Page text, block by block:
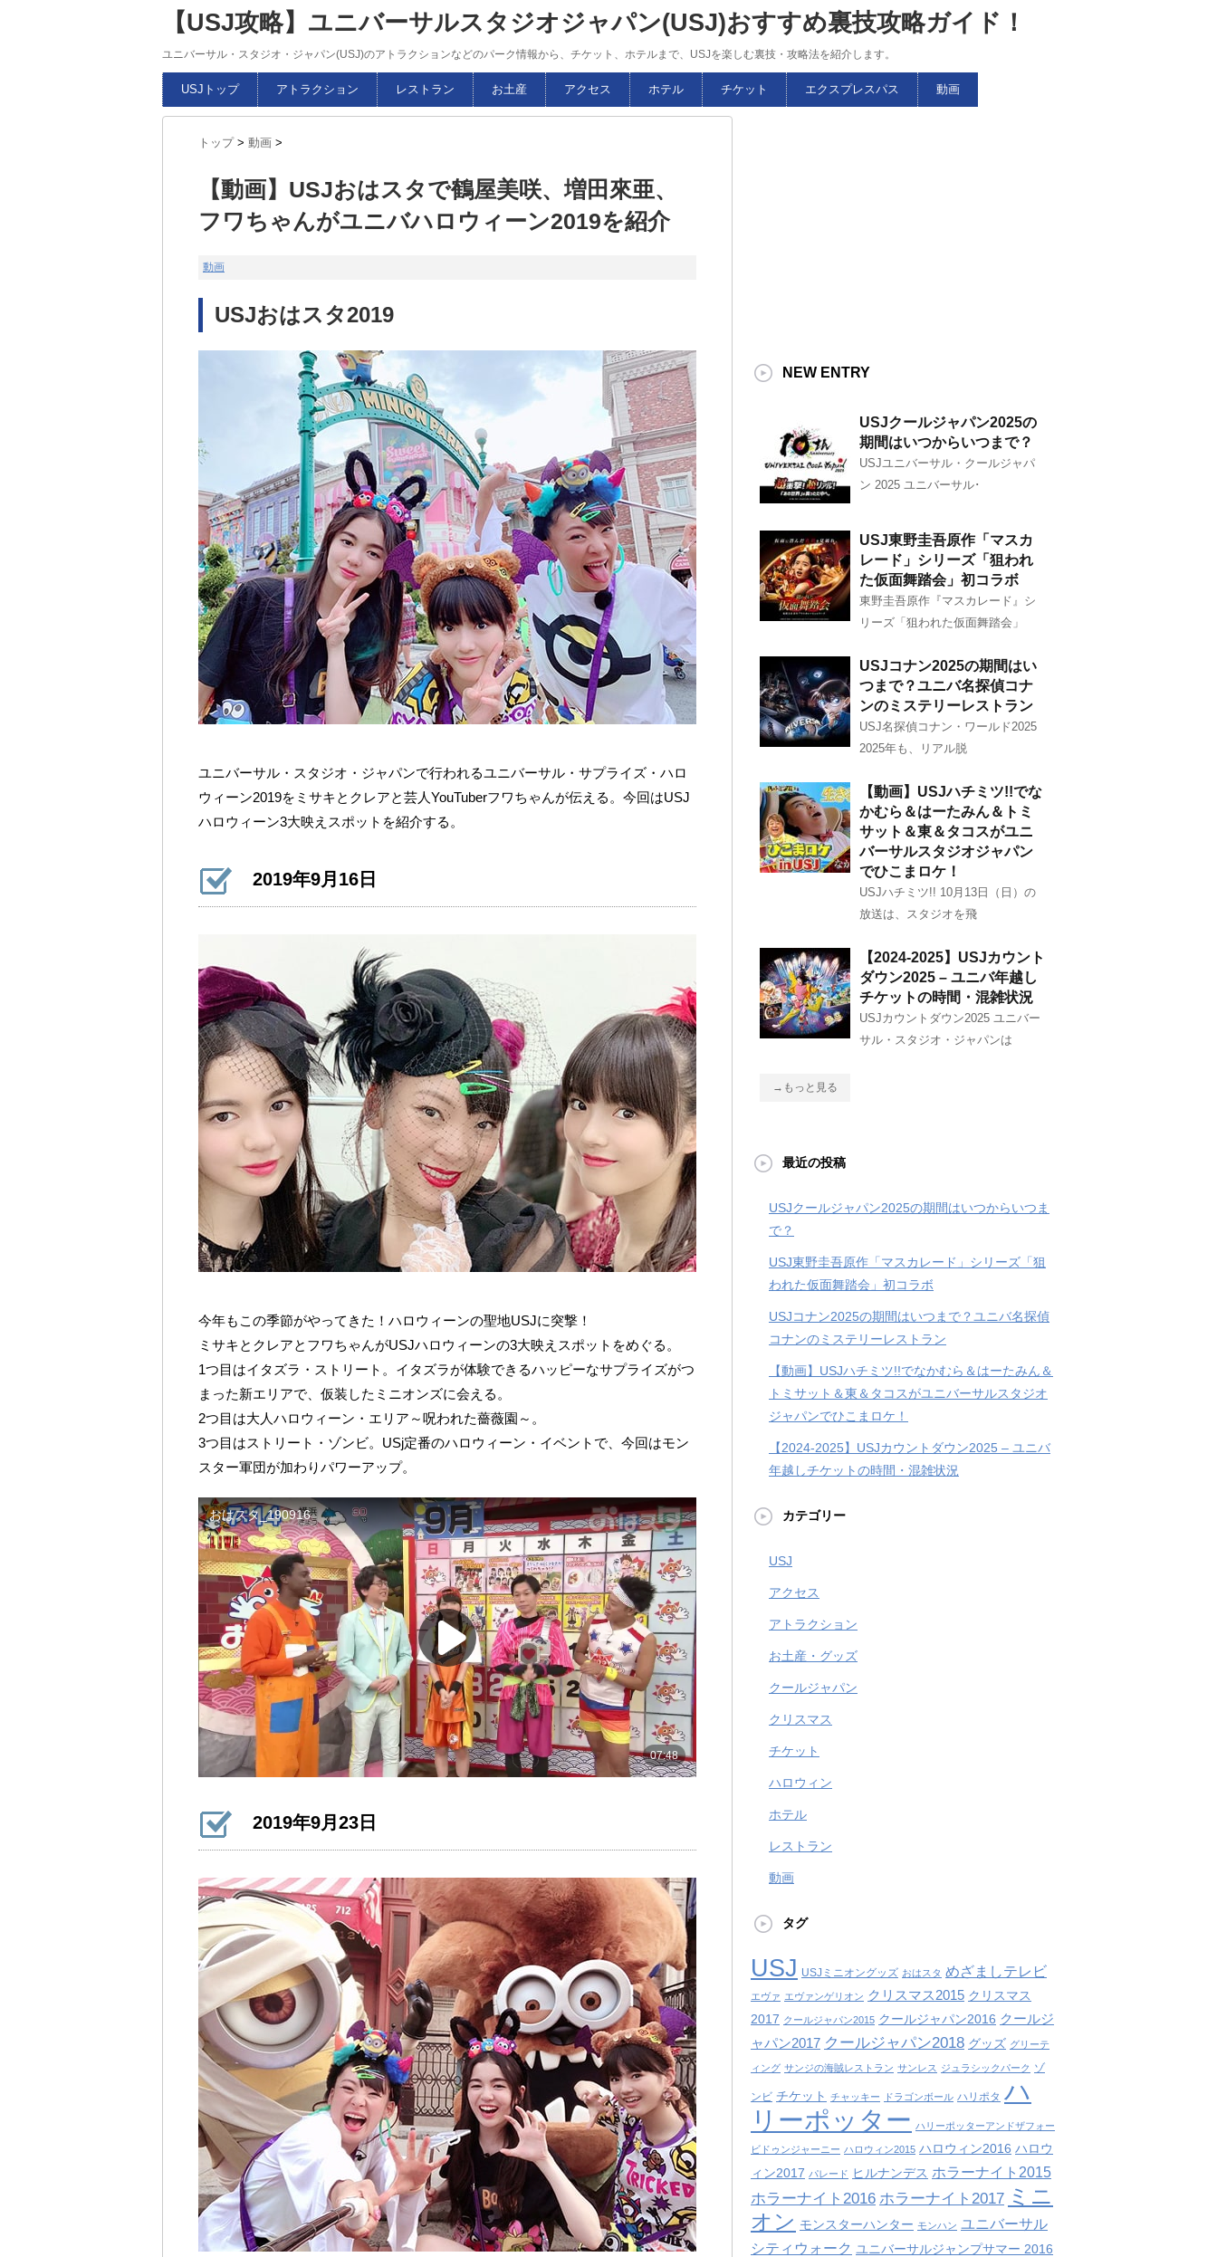
【USJ攻略】ユニバーサルスタジオジャパン(USJ)おすすめ裏技攻略ガイド！
ユニバーサル・スタジオ・ジャパン(USJ)のアトラクションなどのパーク情報から、チケット、ホテルまで、USJを楽しむ裏技・攻略法を紹介します。
USJトップ アトラクション レストラン お土産 アクセス ホテル チケット エクスプレスパス 動画
トップ > 動画 >
【動画】USJおはスタで鶴屋美咲、増田來亜、
フワちゃんがユニバハロウィーン2019を紹介
動画
USJおはスタ2019
ユニバーサル・スタジオ・ジャパンで行われるユニバーサル・サプライズ・ハロ
ウィーン2019をミサキとクレアと芸人YouTuberフワちゃんが伝える。今回はUSJ
ハロウィーン3大映えスポットを紹介する。
2019年9月16日
今年もこの季節がやってきた！ハロウィーンの聖地USJに突撃！
ミサキとクレアとフワちゃんがUSJハロウィーンの3大映えスポットをめぐる。
1つ目はイタズラ・ストリート。イタズラが体験できるハッピーなサプライズがつ
まった新エリアで、仮装したミニオンズに会える。
2つ目は大人ハロウィーン・エリア～呪われた薔薇園～。
3つ目はストリート・ゾンビ。USj定番のハロウィーン・イベントで、今回はモン
スター軍団が加わりパワーアップ。
2019年9月23日
NEW ENTRY
USJクールジャパン2025の
期間はいつからいつまで？
USJユニバーサル・クールジャパ
ン 2025 ユニバーサル･
USJ東野圭吾原作「マスカ
レード」シリーズ「狙われ
た仮面舞踏会」初コラボ
東野圭吾原作『マスカレード』シ
リーズ「狙われた仮面舞踏会」
USJコナン2025の期間はい
つまで？ユニバ名探偵コナ
ンのミステリーレストラン
USJ名探偵コナン・ワールド2025
2025年も、リアル脱
【動画】USJハチミツ!!でな
かむら＆はーたみん＆トミ
サット＆東＆タコスがユニ
バーサルスタジオジャパン
でひこまロケ！
USJハチミツ!! 10月13日（日）の
放送は、スタジオを飛
【2024-2025】USJカウント
ダウン2025 – ユニバ年越し
チケットの時間・混雑状況
USJカウントダウン2025 ユニバー
サル・スタジオ・ジャパンは
→もっと見る
最近の投稿
USJクールジャパン2025の期間はいつからいつま
で？
USJ東野圭吾原作「マスカレード」シリーズ「狙
われた仮面舞踏会」初コラボ
USJコナン2025の期間はいつまで？ユニバ名探偵
コナンのミステリーレストラン
【動画】USJハチミツ!!でなかむら＆はーたみん＆
トミサット＆東＆タコスがユニバーサルスタジオ
ジャパンでひこまロケ！
【2024-2025】USJカウントダウン2025 – ユニバ
年越しチケットの時間・混雑状況
カテゴリー
USJ
アクセス
アトラクション
お土産・グッズ
クールジャパン
クリスマス
チケット
ハロウィン
ホテル
レストラン
動画
タグ
USJ USJミニオングッズ おはスタ めざましテレビ
エヴァ エヴァンゲリオン クリスマス2015 クリスマス
2017 クールジャパン2015 クールジャパン2016 クールジ
ャパン2017 クールジャパン2018 グッズ グリーテ
ィング サンジの海賊レストラン サンレス ジュラシックパーク ゾ
ンビ チケット チャッキー ドラゴンボール ハリポタ ハ
リーポッター ハリーポッターアンドザフォー
ビドゥンジャーニー ハロウィン2015 ハロウィン2016 ハロウ
ィン2017 パレード ヒルナンデス ホラーナイト2015
ホラーナイト2016 ホラーナイト2017 ミニ
オン モンスターハンター モンハン ユニバーサル
シティウォーク ユニバーサルジャンプサマー 2016